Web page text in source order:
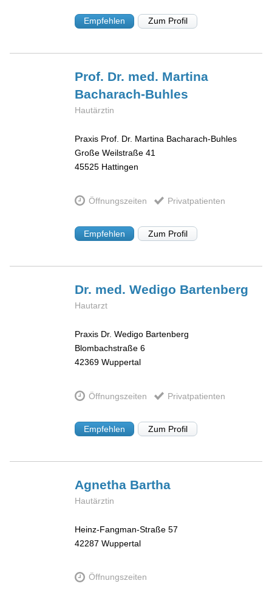
Empfehlen Zum Profil
Prof. Dr. med. Martina
Bacharach-Buhles
Hautärztin
Praxis Prof. Dr. Martina Bacharach-Buhles
Große Weilstraße 41
45525 Hattingen
Öffnungszeiten Privatpatienten
Empfehlen Zum Profil
Dr. med. Wedigo Bartenberg
Hautarzt
Praxis Dr. Wedigo Bartenberg
Blombachstraße 6
42369 Wuppertal
Öffnungszeiten Privatpatienten
Empfehlen Zum Profil
Agnetha Bartha
Hautärztin
Heinz-Fangman-Straße 57
42287 Wuppertal
Öffnungszeiten